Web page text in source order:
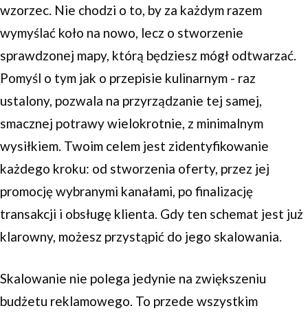
wzorzec. Nie chodzi o to, by za każdym razem
wymyślać koło na nowo, lecz o stworzenie
sprawdzonej mapy, którą będziesz mógł odtwarzać.
Pomyśl o tym jak o przepisie kulinarnym - raz
ustalony, pozwala na przyrządzanie tej samej,
smacznej potrawy wielokrotnie, z minimalnym
wysiłkiem. Twoim celem jest zidentyfikowanie
każdego kroku: od stworzenia oferty, przez jej
promocję wybranymi kanałami, po finalizację
transakcji i obsługę klienta. Gdy ten schemat jest już
klarowny, możesz przystąpić do jego skalowania.
Skalowanie nie polega jedynie na zwiększeniu
budżetu reklamowego. To przede wszystkim